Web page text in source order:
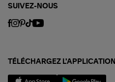
SUIVEZ-NOUS
TÉLÉCHARGEZ L'APPLICATION